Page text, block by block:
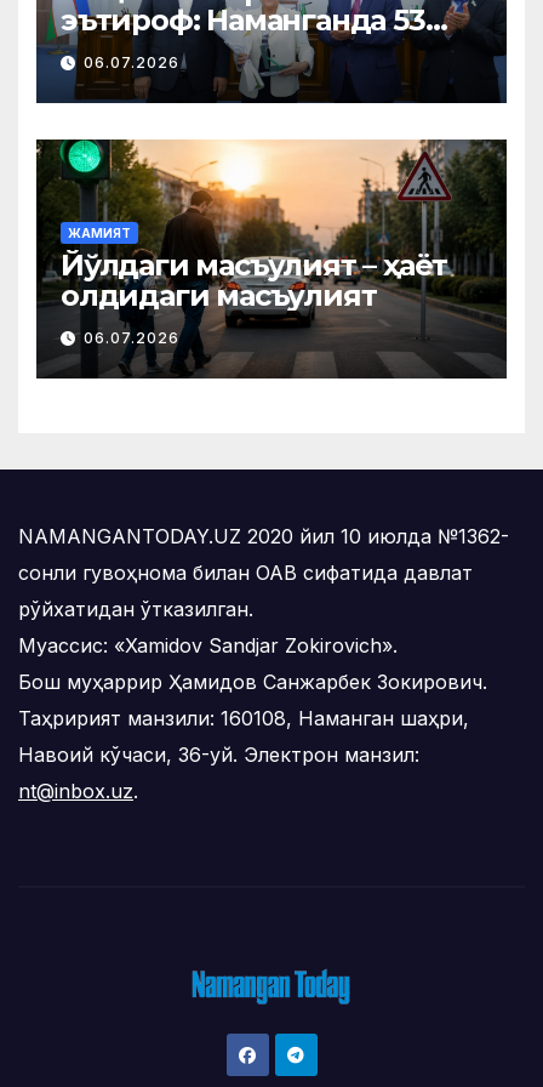
эътироф: Наманганда 53
нафар нуроний «Меҳнат
фахрийси» кўкрак нишони
билан тақдирланди
06.07.2026
ЖАМИЯТ
Йўлдаги масъулият – ҳаёт
олдидаги масъулият
06.07.2026
NAMANGANTODAY.UZ 2020 йил 10 июлда №1362-
сонли гувоҳнома билан ОАВ сифатида давлат
рўйхатидан ўтказилган.
Муассис: «Xamidov Sandjar Zokirovich».
Бош муҳаррир Ҳамидов Санжарбек Зокирович.
Таҳририят манзили: 160108, Наманган шаҳри,
Навоий кўчаси, 36-уй. Электрон манзил:
nt@inbox.uz.